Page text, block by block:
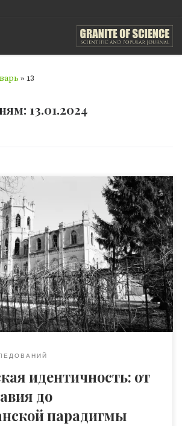
» 13
13.01.2024
особое внимание, она как
из древних европейских исторических
в себе множество тайн по сей
и украинской идентичности
того, до тех пор, пока он остаётся
«рынок корней и со­
философии» может […]
идентичность: от
до
парадигмы